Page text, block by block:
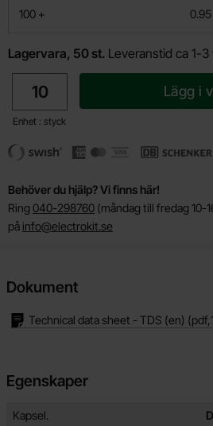
100 +
till 0.95
Lagervara, 50 st. Leveranstid ca 1-3
Enhet : styck
Lägg i
Behöver du hjälp? Vi finns här!
Ring 040-298760 (måndag till fredag 10-
på info@electrokit.se
Dokument
Technical data sheet - TDS (en) (pdf,
Egenskaper
Egenskaper/attribut för denna produkt
Attribut
Kapsel.